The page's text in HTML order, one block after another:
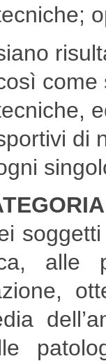
come
di
alle